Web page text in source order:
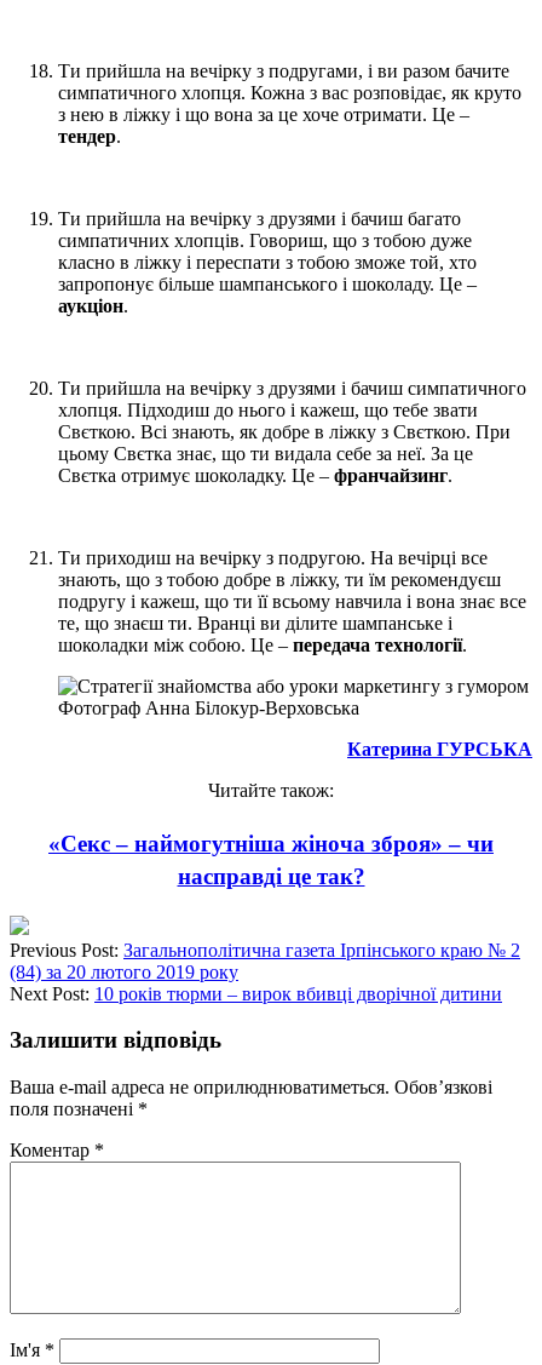
Ти прийшла на вечірку з подругами, і ви разом бачите
симпатичного хлопця. Кожна з вас розповідає, як круто
з нею в ліжку і що вона за це хоче отримати. Це –
тендер.
Ти прийшла на вечірку з друзями і бачиш багато
симпатичних хлопців. Говориш, що з тобою дуже
класно в ліжку і переспати з тобою зможе той, хто
запропонує більше шампанського і шоколаду. Це –
аукціон.
Ти прийшла на вечірку з друзями і бачиш симпатичного
хлопця. Підходиш до нього і кажеш, що тебе звати
Свєткою. Всі знають, як добре в ліжку з Свєткою. При
цьому Свєтка знає, що ти видала себе за неї. За це
Свєтка отримує шоколадку. Це – франчайзинг.
Ти приходиш на вечірку з подругою. На вечірці все
знають, що з тобою добре в ліжку, ти їм рекомендуєш
подругу і кажеш, що ти її всьому навчила і вона знає все
те, що знаєш ти. Вранці ви ділите шампанське і
шоколадки між собою. Це – передача технології.
Фотограф Анна Білокур-Верховська
Катерина ГУРСЬКА
Читайте також:
«Секс – наймогутніша жіноча зброя» – чи
насправді це так?
Previous Post: Загальнополітична газета Ірпінського краю № 2
(84) за 20 лютого 2019 року
Next Post: 10 років тюрми – вирок вбивці дворічної дитини
Залишити відповідь
Ваша e-mail адреса не оприлюднюватиметься. Обов’язкові
поля позначені *
Коментар *
Ім'я *